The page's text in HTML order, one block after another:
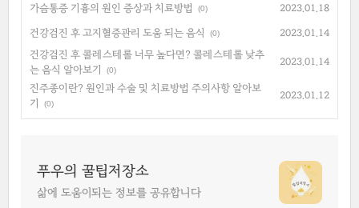
가슴통증 기흉의 원인 증상과 치료방법 (0)
2023.01.18
건강검진 후 고지혈증관리 도움 되는 음식
(0)
2023.01.14
건강검진 후 콜레스테롤 너무 높다면? 콜레스테롤 낮추
는 음식 알아보기
(0)
2023.01.14
진주종이란? 원인과 수술 및 치료방법 주의사항 알아보
기
(0)
2023.01.12
푸우의 꿀팁저장소
삶에 도움이되는 정보를 공유합니다